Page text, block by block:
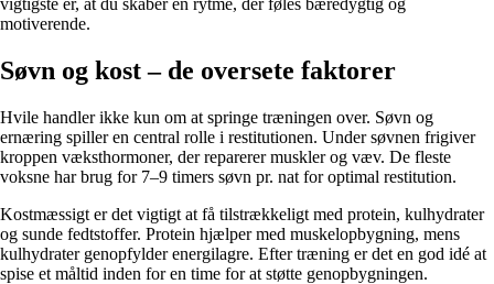
vigtigste er, at du skaber en rytme, der føles bæredygtig og
motiverende.
Søvn og kost – de oversete faktorer
Hvile handler ikke kun om at springe træningen over. Søvn og
ernæring spiller en central rolle i restitutionen. Under søvnen frigiver
kroppen væksthormoner, der reparerer muskler og væv. De fleste
voksne har brug for 7–9 timers søvn pr. nat for optimal restitution.
Kostmæssigt er det vigtigt at få tilstrækkeligt med protein, kulhydrater
og sunde fedtstoffer. Protein hjælper med muskelopbygning, mens
kulhydrater genopfylder energilagre. Efter træning er det en god idé at
spise et måltid inden for en time for at støtte genopbygningen.